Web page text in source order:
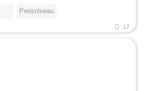
Preisniveau
17